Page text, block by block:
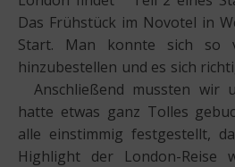
Das Frühstück im Novotel in
Start. Man konnte sich so
hinzubestellen und es sich
Anschließend mussten wir
hatte etwas ganz Tolles
alle einstimmig festgestellt,
Highlight der London-